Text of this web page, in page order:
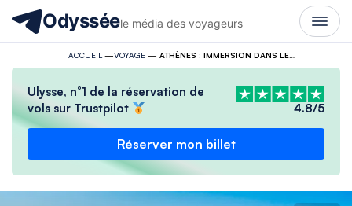
Odysséele média des voyageurs
ACCUEIL —VOYAGE— ATHÈNES : IMMERSION DANS LES JOYAUX DU BERCEAU DE LA CIVILISATION OCCIDENTALE
Ulysse, n°1 de la réservation de
vols sur Trustpilot
4.8/5
Réserver mon billet